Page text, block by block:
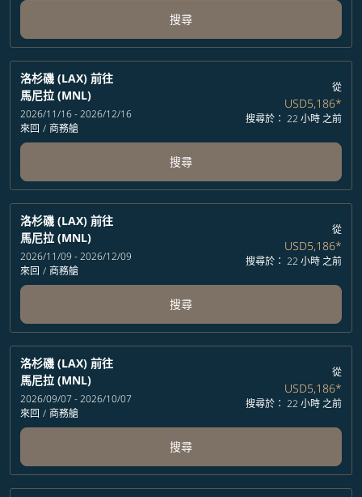
搜尋
洛杉磯 (LAX) 前往
馬尼拉 (MNL)
2026/11/16 - 2026/12/16
來回 / 商務艙
從
USD5,186*
搜尋於： 22 小時 之前
搜尋
洛杉磯 (LAX) 前往
馬尼拉 (MNL)
2026/11/09 - 2026/12/09
來回 / 商務艙
從
USD5,186*
搜尋於： 22 小時 之前
搜尋
洛杉磯 (LAX) 前往
馬尼拉 (MNL)
2026/09/07 - 2026/10/07
來回 / 商務艙
從
USD5,186*
搜尋於： 22 小時 之前
搜尋